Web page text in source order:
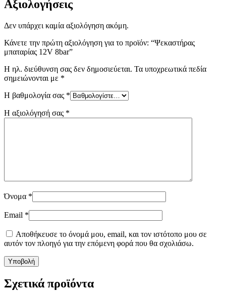
Αξιολογήσεις
Δεν υπάρχει καμία αξιολόγηση ακόμη.
Κάνετε την πρώτη αξιολόγηση για το προϊόν: “Ψεκαστήρας
μπαταρίας 12V 8bar”
Η ηλ. διεύθυνση σας δεν δημοσιεύεται. Τα υποχρεωτικά πεδία
σημειώνονται με *
Η βαθμολογία σας *
Η αξιολόγησή σας *
Όνομα *
Email *
Αποθήκευσε το όνομά μου, email, και τον ιστότοπο μου σε
αυτόν τον πλοηγό για την επόμενη φορά που θα σχολιάσω.
Σχετικά προϊόντα